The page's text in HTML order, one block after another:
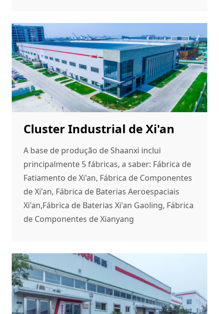
Cluster Industrial de Xi'an
A base de produção de Shaanxi inclui
principalmente 5 fábricas, a saber: Fábrica de
Fatiamento de Xi'an, Fábrica de Componentes
de Xi'an, Fábrica de Baterias Aeroespaciais
Xi'an,Fábrica de Baterias Xi'an Gaoling, Fábrica
de Componentes de Xianyang